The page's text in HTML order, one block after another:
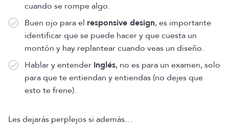
cuando se rompe algo.
Buen ojo para el responsive design, es importante
identificar que se puede hacer y que cuesta un
montón y hay replantear cuando veas un diseño.
Hablar y entender Inglés, no es para un examen, solo
para que te entiendan y entiendas (no dejes que
esto te frene).
Les dejarás perplejos si además…